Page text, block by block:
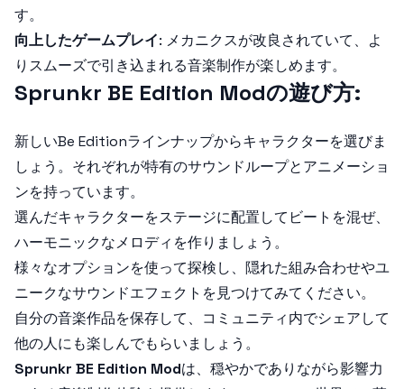
す。
向上したゲームプレイ: メカニクスが改良されていて、よ
りスムーズで引き込まれる音楽制作が楽しめます。
Sprunkr BE Edition Modの遊び方:
新しいBe Editionラインナップからキャラクターを選びま
しょう。それぞれが特有のサウンドループとアニメーショ
ンを持っています。
選んだキャラクターをステージに配置してビートを混ぜ、
ハーモニックなメロディを作りましょう。
様々なオプションを使って探検し、隠れた組み合わせやユ
ニークなサウンドエフェクトを見つけてみてください。
自分の音楽作品を保存して、コミュニティ内でシェアして
他の人にも楽しんでもらいましょう。
Sprunkr BE Edition Modは、穏やかでありながら影響力